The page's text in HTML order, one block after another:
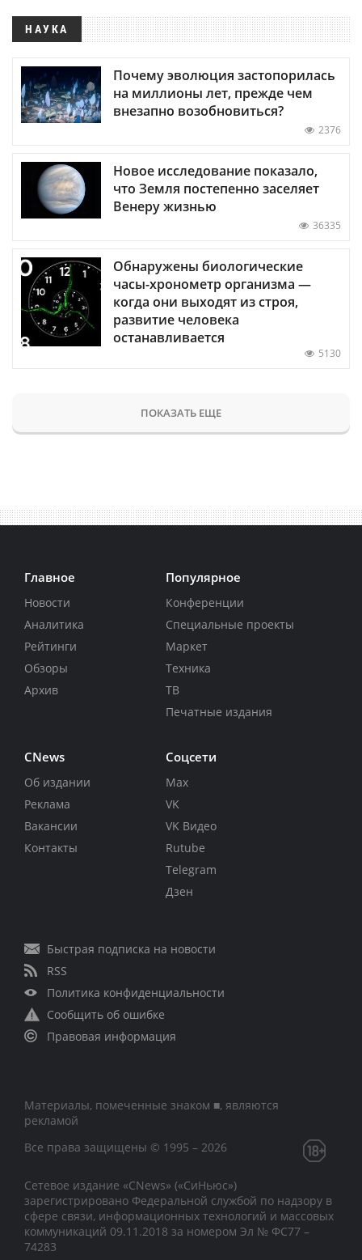
НАУКА
Почему эволюция застопорилась
на миллионы лет, прежде чем
внезапно возобновиться?
2376
Новое исследование показало,
что Земля постепенно заселяет
Венеру жизнью
36335
Обнаружены биологические
часы-хронометр организма —
когда они выходят из строя,
развитие человека
останавливается
5130
ПОКАЗАТЬ ЕЩЕ
Главное
Новости
Аналитика
Рейтинги
Обзоры
Архив
Популярное
Конференции
Специальные проекты
Маркет
Техника
ТВ
Печатные издания
CNews
Об издании
Реклама
Вакансии
Контакты
Соцсети
Max
VK
VK Видео
Rutube
Telegram
Дзен
Быстрая подписка на новости
RSS
Политика конфиденциальности
Сообщить об ошибке
Правовая информация
Материалы, помеченные знаком ■, являются
рекламой
Все права защищены © 1995 – 2026
Сетевое издание «CNews» («СиНьюс»)
зарегистрировано Федеральной службой по надзору в
сфере связи, информационных технологий и массовых
коммуникаций 09.11.2018 за номером Эл № ФС77 –
74283